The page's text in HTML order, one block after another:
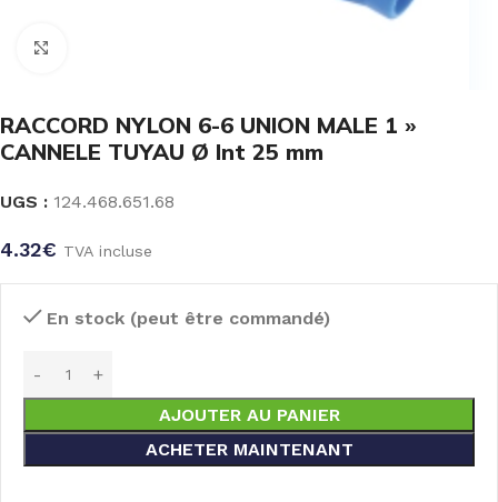
RACCORD NYLON 6-6 UNION MALE 1 »
CANNELE TUYAU Ø Int 25 mm
UGS : 124.468.651.68
4.32€ TVA incluse
En stock (peut être commandé)
AJOUTER AU PANIER
ACHETER MAINTENANT